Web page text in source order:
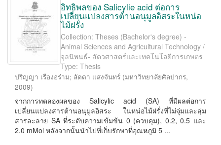
อิทธิพลของ Salicylie acid ต่อการ
เปลี่ยนแปลงสารต้านอนุมูลอิสระในหน่อ
ไม้ฝรั่ง
Collection: Theses (Bachelor's degree) -
Animal Sciences and Agricultural Technology /
จุลนิพนธ์- สัตวศาสตร์และเทคโนโลยีการเกษตร
Type: Thesis
ปริญญา เรืองอร่าม; ลัดดา แสงจันทร์ (มหาวิทยาลัยศิลปากร,
2009)
จากการทดลองผลของ Salicylic acid (SA) ที่มีผลต่อการ
เปลี่ยนแปลงสารต้านอนุมูลอิสระ ในหน่อไม้ฝรั่งที่ไม่จุ่มและลุ่ม
สารละลาย SA ที่ระดับความเข้มข้น 0 (ควบคุม), 0.2, 0.5 และ
2.0 mMol หลังจากนั้นนําไปที่เก็บรักษาที่อุณหภูมิ 5 ...